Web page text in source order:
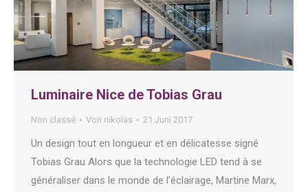
Luminaire Nice de Tobias Grau
Non classé Von nikolas 21 Juni 2017
Un design tout en longueur et en délicatesse signé
Tobias Grau Alors que la technologie LED tend à se
généraliser dans le monde de l’éclairage, Martine Marx,